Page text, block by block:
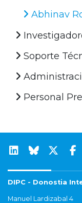
Abhinav
Soporte
Personal
DIPC - Donostia
Manuel Lardizabal 4